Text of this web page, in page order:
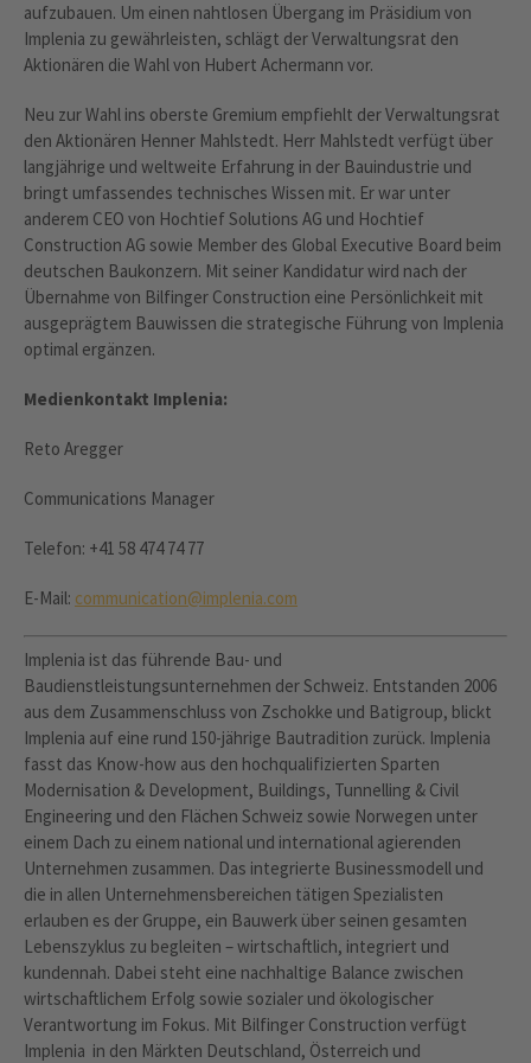
aufzubauen. Um einen nahtlosen Übergang im Präsidium von
Implenia zu gewährleisten, schlägt der Verwaltungsrat den
Aktionären die Wahl von Hubert Achermann vor.
Neu zur Wahl ins oberste Gremium empfiehlt der Verwaltungsrat
den Aktionären Henner Mahlstedt. Herr Mahlstedt verfügt über
langjährige und weltweite Erfahrung in der Bauindustrie und
bringt umfassendes technisches Wissen mit. Er war unter
anderem CEO von Hochtief Solutions AG und Hochtief
Construction AG sowie Member des Global Executive Board beim
deutschen Baukonzern. Mit seiner Kandidatur wird nach der
Übernahme von Bilfinger Construction eine Persönlichkeit mit
ausgeprägtem Bauwissen die strategische Führung von Implenia
optimal ergänzen.
Medienkontakt Implenia:
Reto Aregger
Communications Manager
Telefon: +41 58 474 74 77
E-Mail: communication@implenia.com
Implenia ist das führende Bau- und
Baudienstleistungsunternehmen der Schweiz. Entstanden 2006
aus dem Zusammenschluss von Zschokke und Batigroup, blickt
Implenia auf eine rund 150-jährige Bautradition zurück. Implenia
fasst das Know-how aus den hochqualifizierten Sparten
Modernisation & Development, Buildings, Tunnelling & Civil
Engineering und den Flächen Schweiz sowie Norwegen unter
einem Dach zu einem national und international agierenden
Unternehmen zusammen. Das integrierte Businessmodell und
die in allen Unternehmensbereichen tätigen Spezialisten
erlauben es der Gruppe, ein Bauwerk über seinen gesamten
Lebenszyklus zu begleiten – wirtschaftlich, integriert und
kundennah. Dabei steht eine nachhaltige Balance zwischen
wirtschaftlichem Erfolg sowie sozialer und ökologischer
Verantwortung im Fokus. Mit Bilfinger Construction verfügt
Implenia in den Märkten Deutschland, Österreich und